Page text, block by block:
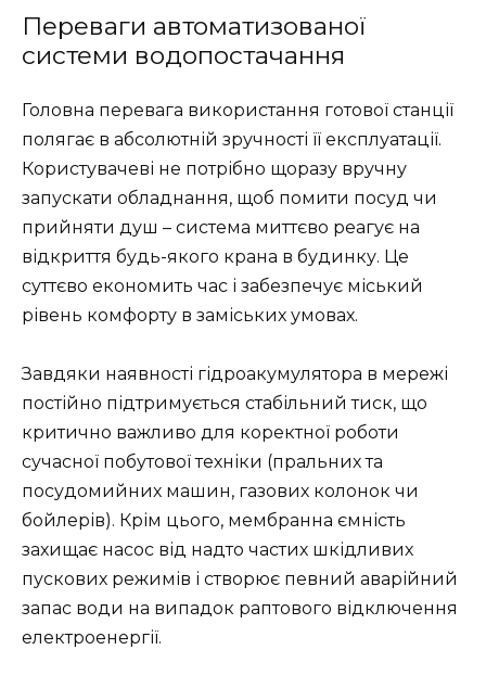
Переваги автоматизованої
системи водопостачання
Головна перевага використання готової станції
полягає в абсолютній зручності її експлуатації.
Користувачеві не потрібно щоразу вручну
запускати обладнання, щоб помити посуд чи
прийняти душ – система миттєво реагує на
відкриття будь-якого крана в будинку. Це
суттєво економить час і забезпечує міський
рівень комфорту в заміських умовах.
Завдяки наявності гідроакумулятора в мережі
постійно підтримується стабільний тиск, що
критично важливо для коректної роботи
сучасної побутової техніки (пральних та
посудомийних машин, газових колонок чи
бойлерів). Крім цього, мембранна ємність
захищає насос від надто частих шкідливих
пускових режимів і створює певний аварійний
запас води на випадок раптового відключення
електроенергії.